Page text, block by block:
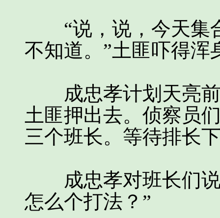
“说，说，今天集
不知道。”土匪吓得浑
成忠孝计划天亮前
土匪押出去。侦察员
三个班长。等待排长
成忠孝对班长们说
怎么个打法？”